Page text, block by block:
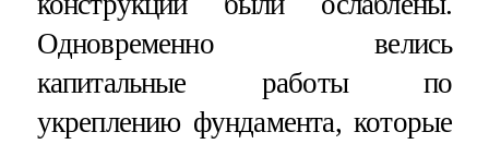
Одновременно велись
капитальные работы по
укреплению фундамента, которые